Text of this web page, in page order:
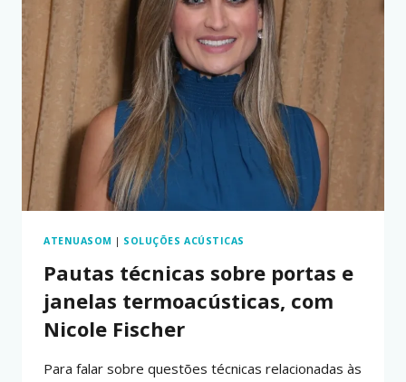
VALORIZAÇÃO
IMÓVEL?
ATENUASOM | SOLUÇÕES ACÚSTICAS
Pautas técnicas sobre portas e
janelas termoacústicas, com
Nicole Fischer
Para falar sobre questões técnicas relacionadas às